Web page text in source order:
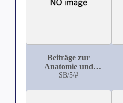
Beiträge zur
Anatomie und
Physiologie des
SB/5/#